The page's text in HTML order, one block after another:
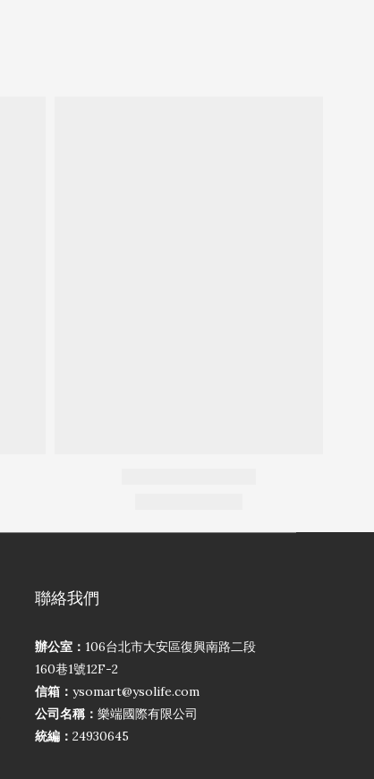
聯絡我們
辦公室： 106台北市大安區復興南路二段
160巷1號12F-2
信箱： ysomart@ysolife.com
公司名稱： 樂端國際有限公司
統編： 24930645